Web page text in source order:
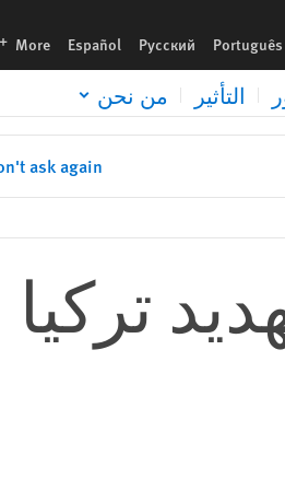
Português
Русский
Español
More
التأثير من نحن
ask again